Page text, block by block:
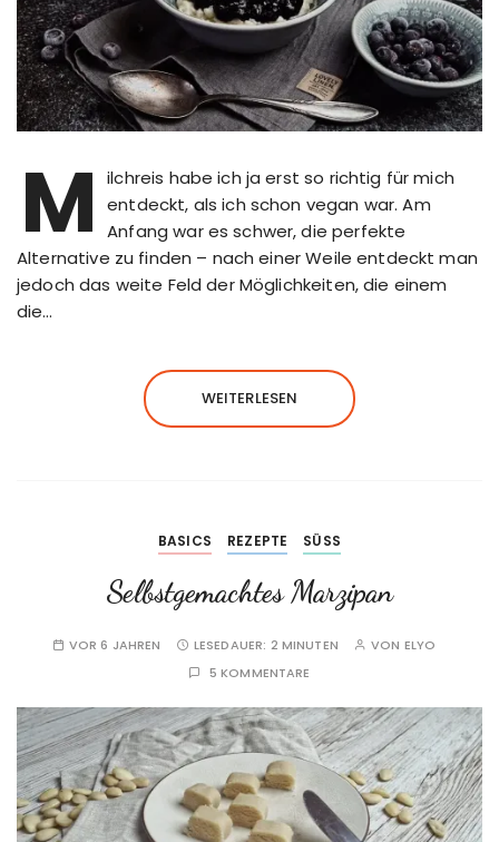
M
ilchreis habe ich ja erst so richtig für mich
entdeckt, als ich schon vegan war. Am
Anfang war es schwer, die perfekte
Alternative zu finden – nach einer Weile entdeckt man
jedoch das weite Feld der Möglichkeiten, die einem
die…
WEITERLESEN
BASICS REZEPTE SÜSS
Selbstgemachtes Marzipan
VOR 6 JAHREN LESEDAUER: 2 MINUTEN VON ELYO
5 KOMMENTARE